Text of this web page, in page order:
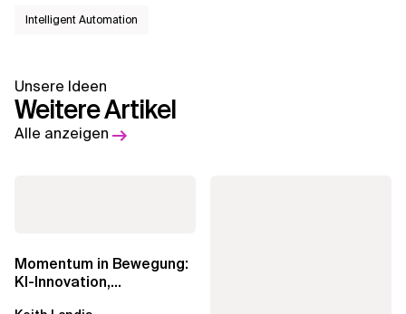
Intelligent Automation
Unsere Ideen
Weitere Artikel
Alle anzeigen
Momentum in Bewegung:
KI-Innovation,